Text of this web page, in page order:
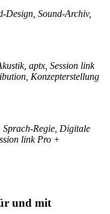
Design, Sound-Archiv,
aptx, Session link
Konzepterstellung
Regie, Digitale
link Pro +
und mit